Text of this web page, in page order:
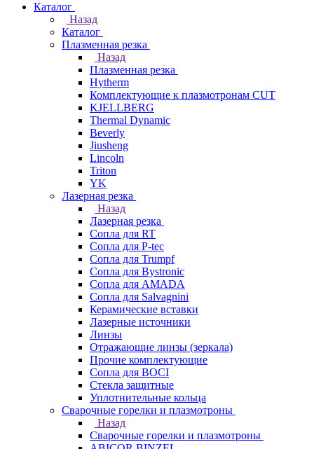
Каталог
Назад
Каталог
Плазменная резка
Назад
Плазменная резка
Hytherm
Комплектующие к плазмотронам CUT
KJELLBERG
Thermal Dynamic
Beverly
Jiusheng
Lincoln
Triton
YK
Лазерная резка
Назад
Лазерная резка
Сопла для RT
Сопла для P-tec
Сопла для Trumpf
Сопла для Bystronic
Сопла для AMADA
Сопла для Salvagnini
Керамические вставки
Лазерные источники
Линзы
Отражающие линзы (зеркала)
Прочие комплектующие
Сопла для BOCI
Стекла защитные
Уплотнительные кольца
Сварочные горелки и плазмотроны
Назад
Сварочные горелки и плазмотроны